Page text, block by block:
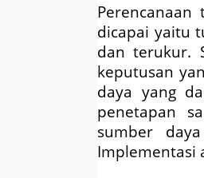
dicapai yaitu
dan terukur.
keputusan
daya yang
penetapan
sumber
Implementasi